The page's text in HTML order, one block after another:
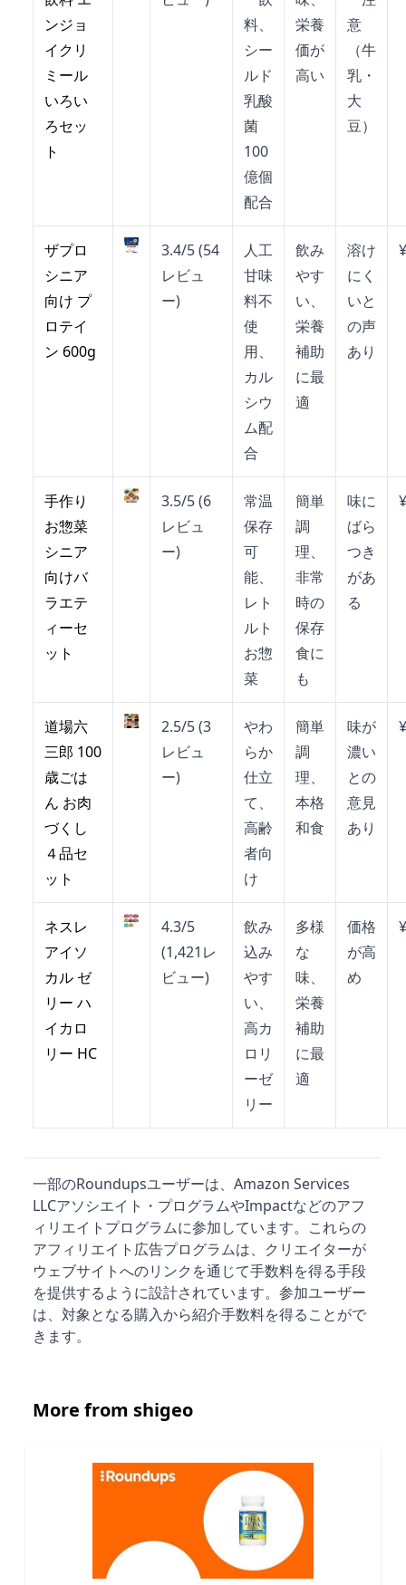
ンジョ
イクリ
ミール
いろい
ろセッ
ト
料、
シー
ルド
乳酸
菌
100
億個
配合
栄養
価が
高い
意
（牛
乳・
大
豆）
ザプロ
シニア
向け プ
ロテイ
ン 600g
3.4/5 (54
レビュ
ー)
人工
甘味
料不
使
用、
カル
シウ
ム配
合
飲み
やす
い、
栄養
補助
に最
適
溶け
にく
いと
の声
あり
手作り
お惣菜
シニア
向けバ
ラエテ
ィーセ
ット
3.5/5 (6
レビュ
ー)
常温
保存
可
能、
レト
ルト
お惣
菜
簡単
調
理、
非常
時の
保存
食に
も
味に
ばら
つき
があ
る
道場六
三郎 100
歳ごは
ん お肉
づくし
４品セ
ット
2.5/5 (3
レビュ
ー)
やわ
らか
仕立
て、
高齢
者向
け
簡単
調
理、
本格
和食
味が
濃い
との
意見
あり
ネスレ
アイソ
カル ゼ
リー ハ
イカロ
リー HC
4.3/5
(1,421レ
ビュー)
飲み
込み
やす
い、
高カ
ロリ
ーゼ
リー
多様
な
味、
栄養
補助
に最
適
価格
が高
め
一部のRoundupsユーザーは、Amazon Services
LLCアソシエイト・プログラムやImpactなどのアフ
ィリエイトプログラムに参加しています。これらの
アフィリエイト広告プログラムは、クリエイターが
ウェブサイトへのリンクを通じて手数料を得る手段
を提供するように設計されています。参加ユーザー
は、対象となる購入から紹介手数料を得ることがで
きます。
More from shigeo